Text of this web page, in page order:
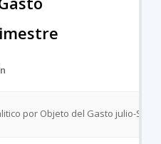
por Objeto del Gasto julio-